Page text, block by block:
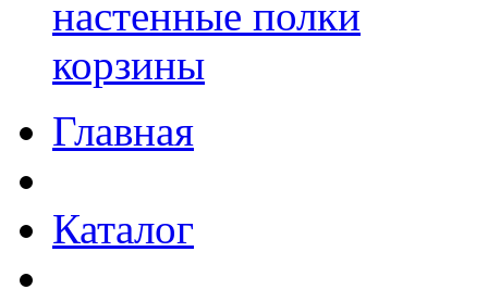
настенные полки
корзины
Главная
Каталог